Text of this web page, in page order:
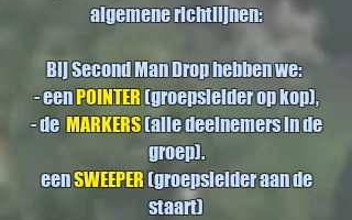
algemene richtlijnen:
Bij Second Man Drop hebben we:
- eenPOINTER(groepsleider op kop),
- de MARKERS(alle deelnemers in de
groep).
eenSWEEPER(groepsleider aan de
staart)